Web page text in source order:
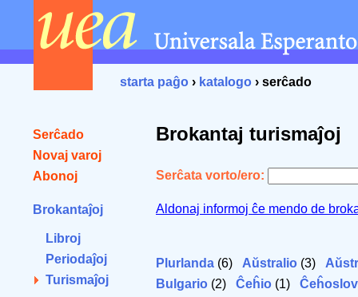
starta paĝo › katalogo › serĉado
Serĉado
Novaj varoj
Abonoj
Brokantaĵoj
Libroj
Periodaĵoj
Turismaĵoj
Brokantaj turismaĵoj
Serĉata vorto/ero:
Aldonaj informoj ĉe mendo de
Plurlanda (6) Aŭstralio (3)
Bulgario (2) Ĉeĥio (1)